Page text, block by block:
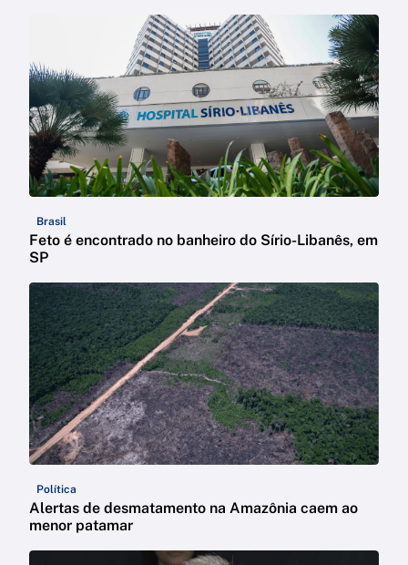
Brasil
Feto é encontrado no banheiro do Sírio-Libanês, em
SP
Política
Alertas de desmatamento na Amazônia caem ao
menor patamar